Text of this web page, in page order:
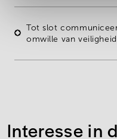
Tot slot
omwille van
Interesse in